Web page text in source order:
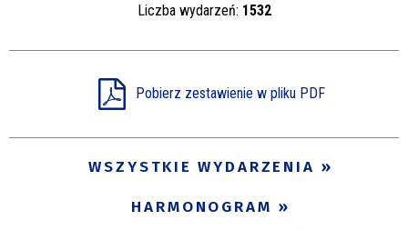
Liczba wydarzeń: 1532
Pobierz zestawienie w pliku PDF
WSZYSTKIE WYDARZENIA
HARMONOGRAM